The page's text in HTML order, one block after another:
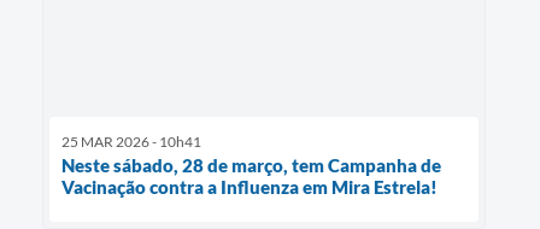
25 MAR 2026 - 10h41
Neste sábado, 28 de março, tem Campanha de
Vacinação contra a Influenza em Mira Estrela!